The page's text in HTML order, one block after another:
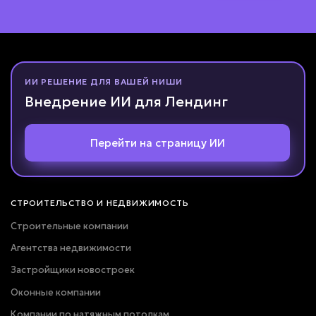
Вернуться к опросу
ИИ РЕШЕНИЕ ДЛЯ ВАШЕЙ НИШИ
Внедрение ИИ для Лендинг
Перейти на страницу ИИ
СТРОИТЕЛЬСТВО И НЕДВИЖИМОСТЬ
Строительные компании
Агентства недвижимости
Застройщики новостроек
Оконные компании